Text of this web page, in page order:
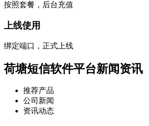
按照套餐，后台充值
上线使用
绑定端口，正式上线
荷塘短信软件平台新闻资讯
推荐产品
公司新闻
资讯动态